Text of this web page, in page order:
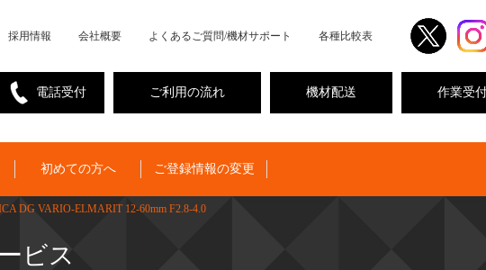
採用情報 会社概要 よくあるご質問/機材サポート 各種比較表
作業受
機材配送
ご利用の流れ
電話受付
初めての方へ ご登録情報の変更
DG VARIO-ELMARIT 12-60mm F2.8-4.0
ビス